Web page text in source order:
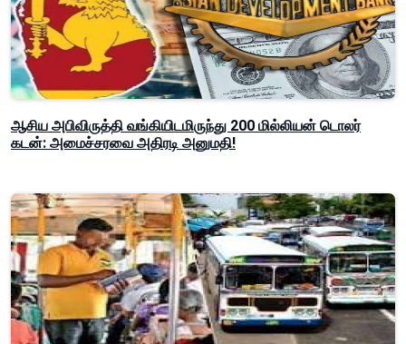
ஆசிய அபிவிருத்தி வங்கியிடமிருந்து 200 மில்லியன் டொலர்
கடன்: அமைச்சரவை அதிரடி அனுமதி!